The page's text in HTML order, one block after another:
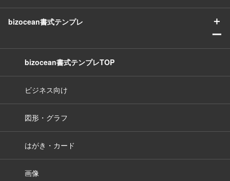
bizocean書式テンプレ
＋
ー
bizocean書式テンプレTOP
ビジネス向け
図形・グラフ
はがき・カード
画像